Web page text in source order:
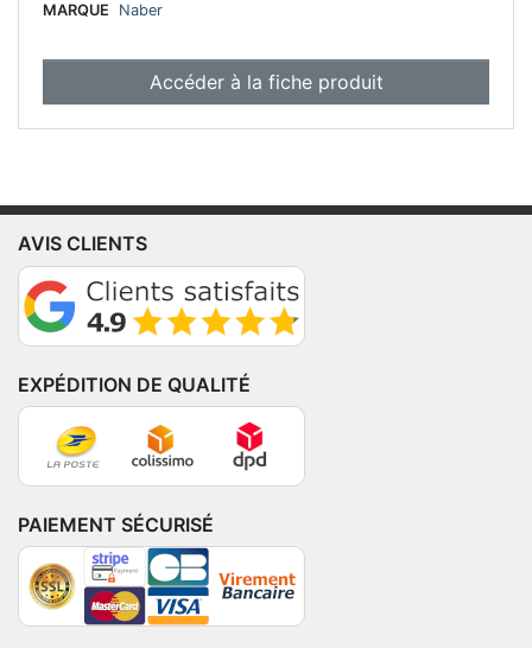
MARQUE
Naber
Accéder à la fiche produit
AVIS CLIENTS
EXPÉDITION DE QUALITÉ
PAIEMENT SÉCURISÉ